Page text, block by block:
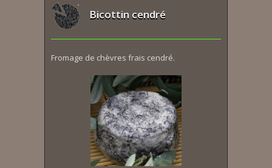
Bicottin cendré
Fromage de chèvres frais cendré.